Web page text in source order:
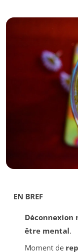
EN BREF
Déconnexion
être mental.
Moment de